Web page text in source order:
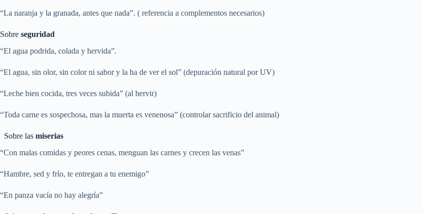
“La naranja y la granada, antes que nada”. ( referencia a complementos necesarios)
Sobre seguridad
“El agua podrida, colada y hervida”.
“El agua, sin olor, sin color ni sabor y la ha de ver el sol” (depuración natural por UV)
“Leche bien cocida, tres veces subida” (al hervir)
“Toda carne es sospechosa, mas la muerta es venenosa” (controlar sacrificio del animal)
Sobre las miserias
“Con malas comidas y peores cenas, menguan las carnes y crecen las venas”
“Hambre, sed y frío, te entregan a tu enemigo”
“En panza vacía no hay alegría”